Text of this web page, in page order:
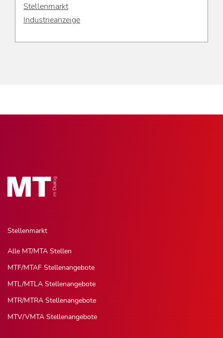
Stellenmarkt
Industrieanzeige
Stellenmarkt
Alle MT/MTA Stellen
MTF/MTAF Stellenangebote
MTL/MTLA Stellenangebote
MTR/MTRA Stellenangebote
MTV/VMTA Stellenangebote